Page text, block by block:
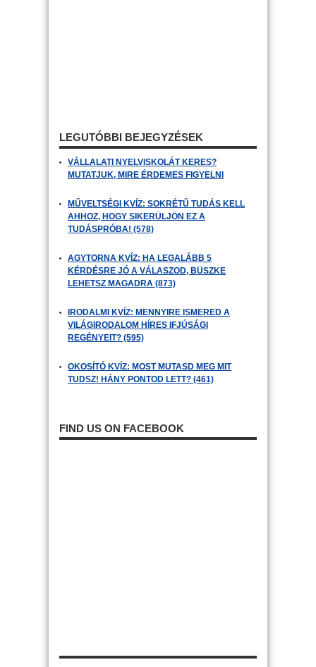
LEGUTÓBBI BEJEGYZÉSEK
VÁLLALATI NYELVISKOLÁT KERES?
MUTATJUK, MIRE ÉRDEMES FIGYELNI
MŰVELTSÉGI KVÍZ: SOKRÉTŰ TUDÁS KELL
AHHOZ, HOGY SIKERÜLJÖN EZ A
TUDÁSPRÓBA! (578)
AGYTORNA KVÍZ: HA LEGALÁBB 5
KÉRDÉSRE JÓ A VÁLASZOD, BÜSZKE
LEHETSZ MAGADRA (873)
IRODALMI KVÍZ: MENNYIRE ISMERED A
VILÁGIRODALOM HÍRES IFJÚSÁGI
REGÉNYEIT? (595)
OKOSÍTÓ KVÍZ: MOST MUTASD MEG MIT
TUDSZ! HÁNY PONTOD LETT? (461)
FIND US ON FACEBOOK